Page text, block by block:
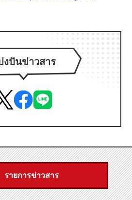
งปันข่าวสาร
รายการข่าวสาร